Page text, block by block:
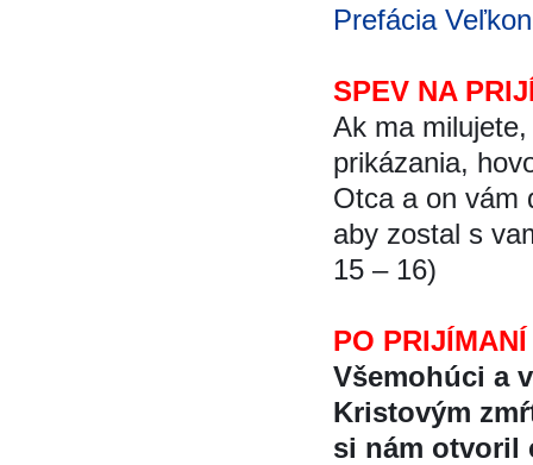
Prefácia
SPEV NA
Ak ma
prikázania,
Otca a on vám
aby zostal s
15 – 16)
PO PRIJÍMANÍ
Všemohúci a
Kristovým
si nám otvoril